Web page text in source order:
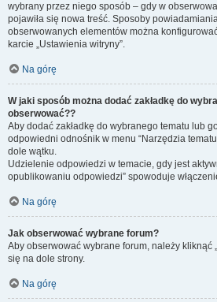
wybrany przez niego sposób – gdy w
pojawiła się nowa treść. Sposoby
obserwowanych elementów można
karcie „Ustawienia witryny”.
Na górę
W jaki sposób można dodać zakładkę do
obserwować??
Aby dodać zakładkę do wybranego tematu lub
odpowiedni odnośnik w menu “Narzędzia
dole wątku.
Udzielenie odpowiedzi w temacie, gdy jest
opublikowaniu odpowiedzi” spowoduje
Na górę
Jak obserwować wybrane forum?
Aby obserwować wybrane forum, należy kliknąć
się na dole strony.
Na górę